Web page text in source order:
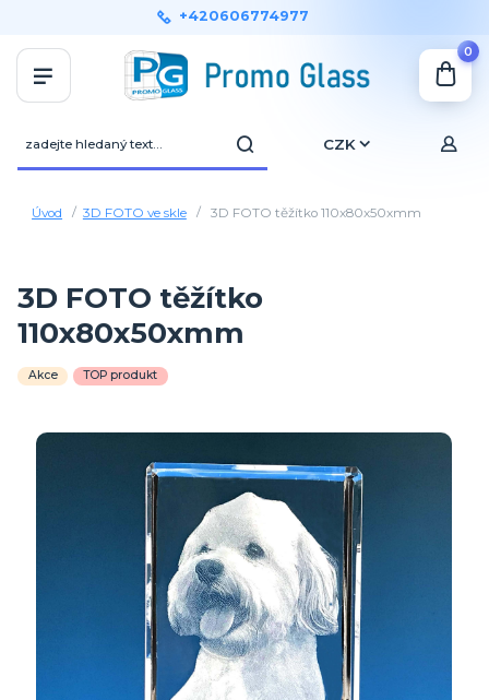
CZK
+420606774977
0
Úvod 3D FOTO ve skle 3D FOTO těžítko 110x80x50xmm
3D FOTO těžítko
110x80x50xmm
Akce TOP produkt